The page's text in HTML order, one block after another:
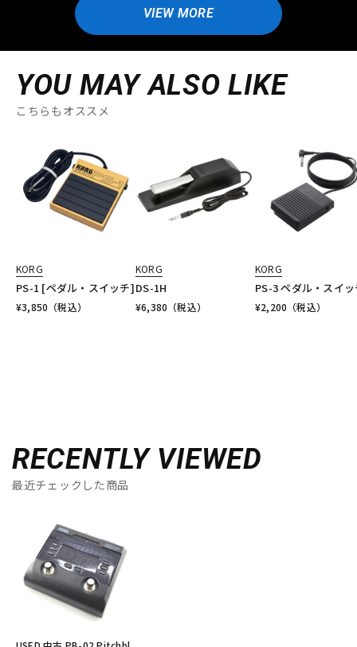
VIEW MORE
YOU MAY ALSO LIKE
こちらもオススメ
KORG
PS-1 [ペダル・スイッチ]
¥3,850 （税込）
KORG
DS-1H
¥6,380 （税込）
KORG
PS-3 ペダル・スイ
¥2,200 （税込）
RECENTLY VIEWED
最近チェックした商品